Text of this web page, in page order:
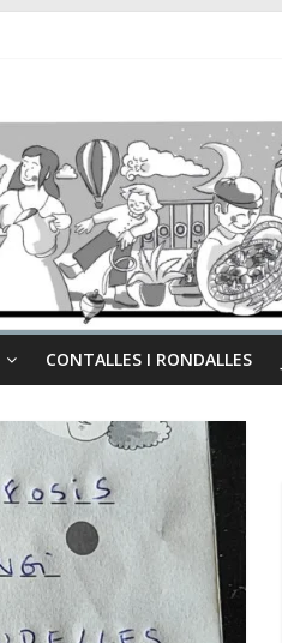
CONTALLES I RONDALLES